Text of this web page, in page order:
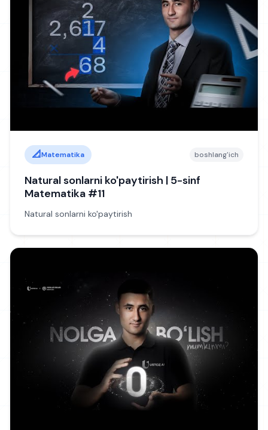
📐Matematika boshlang'ich
Natural sonlarni ko'paytirish | 5-sinf
Matematika #11
Natural sonlarni ko'paytirish